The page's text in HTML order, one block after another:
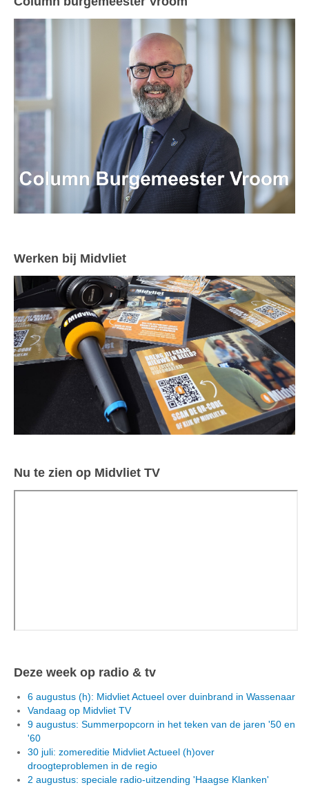
Werken bij Midvliet
Nu te zien op Midvliet TV
Deze week op radio & tv
6 augustus (h): Midvliet Actueel over duinbrand in Wassenaar
Vandaag op Midvliet TV
9 augustus: Summerpopcorn in het teken van de jaren '50 en
'60
30 juli: zomereditie Midvliet Actueel (h)over
droogteproblemen in de regio
2 augustus: speciale radio-uitzending 'Haagse Klanken'